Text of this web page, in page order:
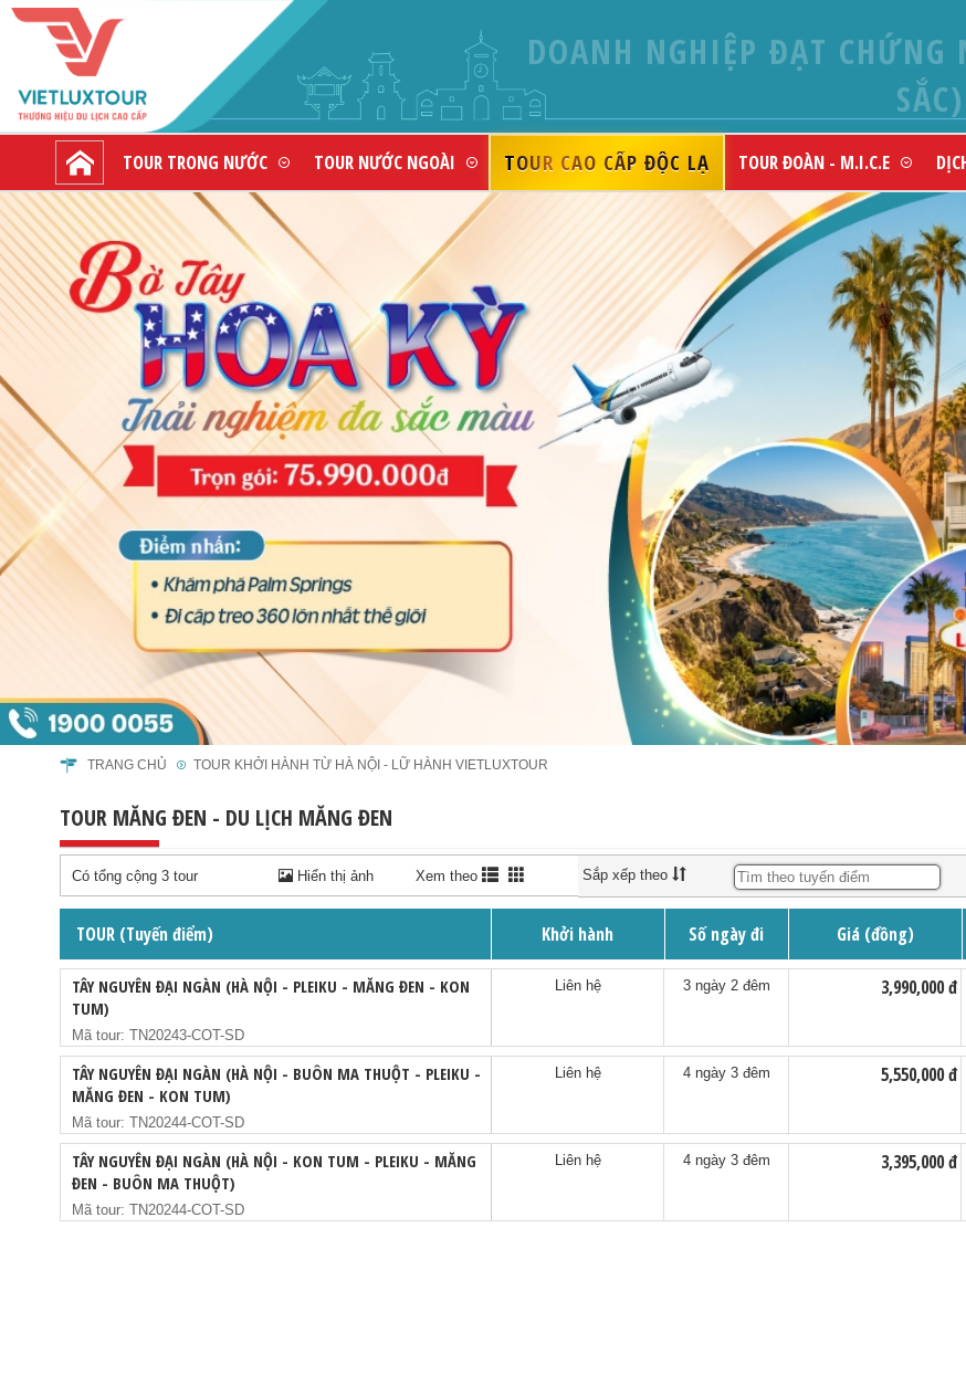
VIETLUXTOUR - CHUYÊN
TOUR TRONG NƯỚC TOUR NƯỚC NGOÀI TOUR CAO CẤP ĐỘC LẠ TOUR ĐOÀN - M.I.C.E
TRANG CHỦ TOUR KHỞI HÀNH TỪ HÀ NỘI - LỮ HÀNH VIETLUXTOUR
TOUR MĂNG ĐEN - DU LỊCH MĂNG ĐEN
Có tổng cộng 3 tour Hiển thị ảnh Xem theo Sắp xếp theo
TOUR (Tuyến điểm) Khởi hành Số ngày đi Giá (đồng)
TÂY NGUYÊN ĐẠI NGÀN (HÀ NỘI - PLEIKU - MĂNG ĐEN - KON
TUM)
Mã tour: TN20243-COT-SD
Liên hệ 3 ngày 2 đêm 3,990,000 đ
TÂY NGUYÊN ĐẠI NGÀN (HÀ NỘI - BUÔN MA THUỘT - PLEIKU -
MĂNG ĐEN - KON TUM)
Mã tour: TN20244-COT-SD
Liên hệ 4 ngày 3 đêm 5,550,000 đ
TÂY NGUYÊN ĐẠI NGÀN (HÀ NỘI - KON TUM - PLEIKU - MĂNG
ĐEN - BUÔN MA THUỘT)
Mã tour: TN20244-COT-SD
Liên hệ 4 ngày 3 đêm 3,395,000 đ